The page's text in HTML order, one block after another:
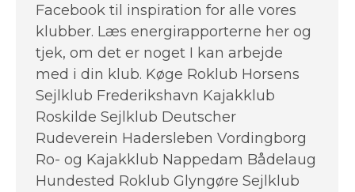
Facebook til inspiration for alle vores
klubber. Læs energirapporterne her og
tjek, om det er noget I kan arbejde
med i din klub. Køge Roklub Horsens
Sejlklub Frederikshavn Kajakklub
Roskilde Sejlklub Deutscher
Rudeverein Hadersleben Vordingborg
Ro- og Kajakklub Nappedam Bådelaug
Hundested Roklub Glyngøre Sejlklub